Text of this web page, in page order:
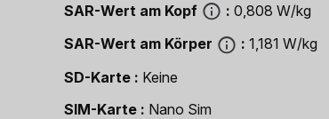
SAR-Wert am Kopf
0,808 W/kg
SAR-Wert am Körper
1,181 W/kg
SD-Karte
Keine
SIM-Karte
Nano Sim